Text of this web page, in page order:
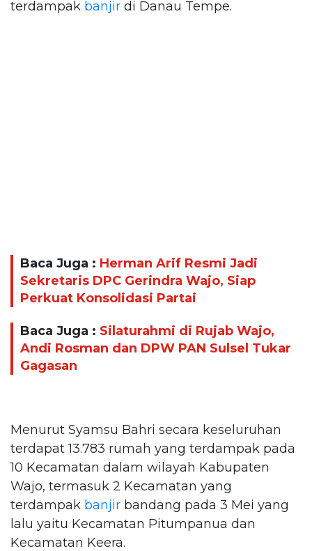
terdampak banjir di Danau Tempe.
Baca Juga : Herman Arif Resmi Jadi
Sekretaris DPC Gerindra Wajo, Siap
Perkuat Konsolidasi Partai
Baca Juga : Silaturahmi di Rujab Wajo,
Andi Rosman dan DPW PAN Sulsel Tukar
Gagasan
Menurut Syamsu Bahri secara keseluruhan
terdapat 13.783 rumah yang terdampak pada
10 Kecamatan dalam wilayah Kabupaten
Wajo, termasuk 2 Kecamatan yang
terdampak banjir bandang pada 3 Mei yang
lalu yaitu Kecamatan Pitumpanua dan
Kecamatan Keera.